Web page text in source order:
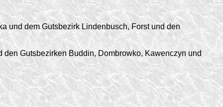
und dem Gutsbezirk Lindenbusch, Forst und den
Gutsbezirken Buddin, Dombrowko, Kawenczyn und